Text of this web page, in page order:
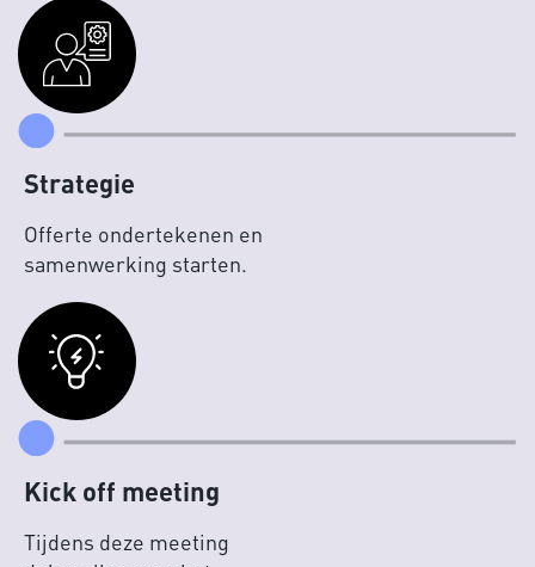
Strategie
Offerte ondertekenen en
samenwerking starten.
Kick off meeting
Tijdens deze meeting